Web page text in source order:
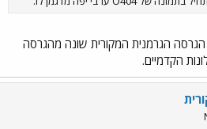
יצור המוני ב-1984. הגרסה הגרמנית המקורית שונה מהגרסה
הקדמיים.